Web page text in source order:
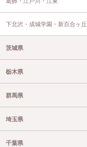
下北沢・成城学園・新百合ヶ丘
茨城県
栃木県
群馬県
埼玉県
千葉県